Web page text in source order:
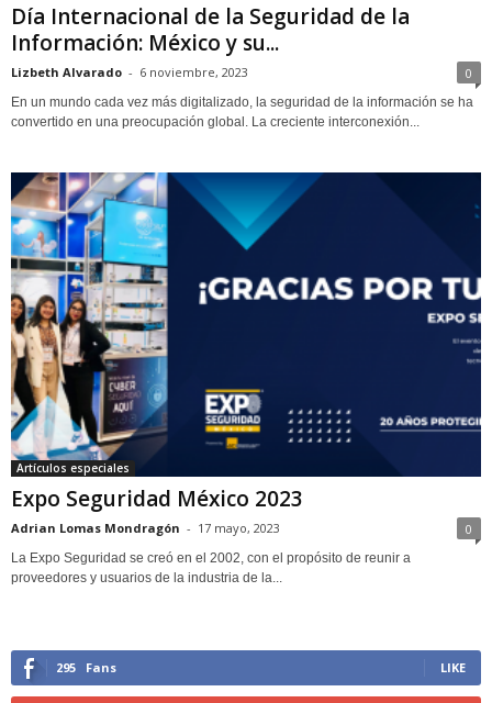
Día Internacional de la Seguridad de la
Información: México y su...
Lizbeth Alvarado - 6 noviembre, 2023 0
En un mundo cada vez más digitalizado, la seguridad de la información se ha
convertido en una preocupación global. La creciente interconexión...
Artículos especiales
Expo Seguridad México 2023
Adrian Lomas Mondragón - 17 mayo, 2023 0
La Expo Seguridad se creó en el 2002, con el propósito de reunir a
proveedores y usuarios de la industria de la...
295 Fans LIKE